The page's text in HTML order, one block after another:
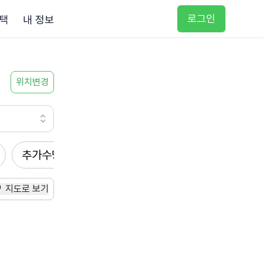
내 정보 로그인
위치변경
추가수당
지도로 보기